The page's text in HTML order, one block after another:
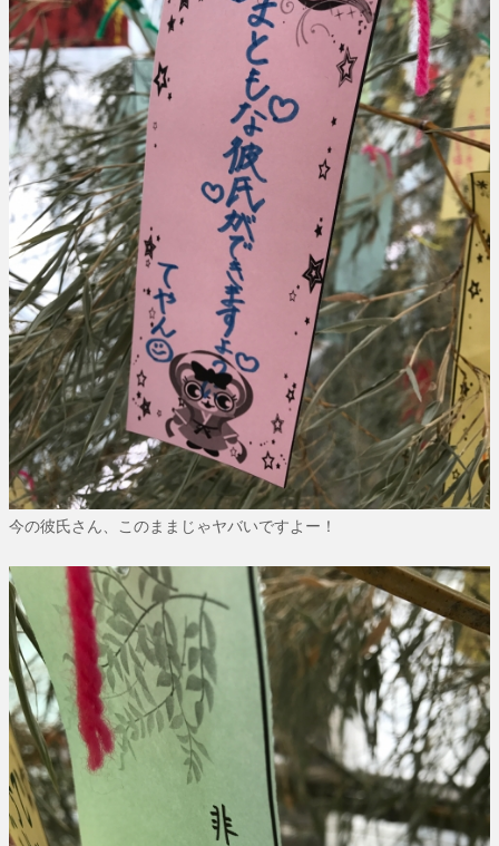
今の彼氏さん、このままじゃヤバいですよー！